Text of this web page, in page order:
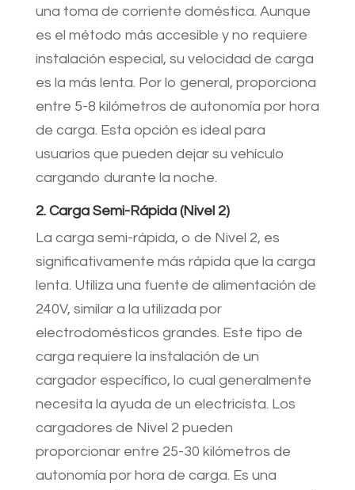
una toma de corriente doméstica. Aunque
es el método más accesible y no requiere
instalación especial, su velocidad de carga
es la más lenta. Por lo general, proporciona
entre 5-8 kilómetros de autonomía por hora
de carga. Esta opción es ideal para
usuarios que pueden dejar su vehículo
cargando durante la noche.
2. Carga Semi-Rápida (Nivel 2)
La carga semi-rápida, o de Nivel 2, es
significativamente más rápida que la carga
lenta. Utiliza una fuente de alimentación de
240V, similar a la utilizada por
electrodomésticos grandes. Este tipo de
carga requiere la instalación de un
cargador específico, lo cual generalmente
necesita la ayuda de un electricista. Los
cargadores de Nivel 2 pueden
proporcionar entre 25-30 kilómetros de
autonomía por hora de carga. Es una